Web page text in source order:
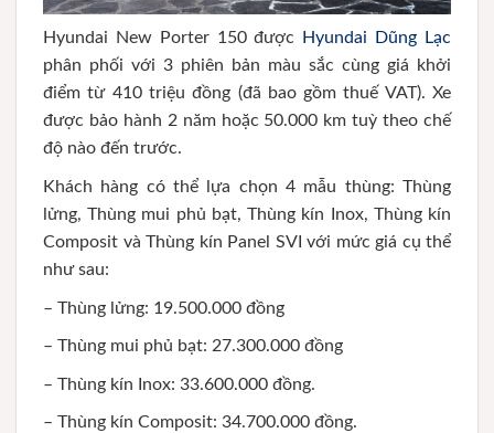
Hyundai New Porter 150 được
Hyundai Dũng Lạc
phân phối với 3 phiên bản màu sắc cùng giá khởi
điểm từ 410 triệu đồng (đã bao gồm thuế VAT). Xe
được bảo hành 2 năm hoặc 50.000 km tuỳ theo chế
độ nào đến trước.
Khách hàng có thể lựa chọn 4 mẫu thùng: Thùng
lửng, Thùng mui phủ bạt, Thùng kín Inox, Thùng kín
Composit và Thùng kín Panel SVI với mức giá cụ thể
như sau:
– Thùng lửng: 19.500.000 đồng
– Thùng mui phủ bạt: 27.300.000 đồng
– Thùng kín Inox: 33.600.000 đồng.
– Thùng kín Composit: 34.700.000 đồng.